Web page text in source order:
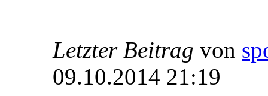
Letzter Beitrag von
09.10.2014 21:19